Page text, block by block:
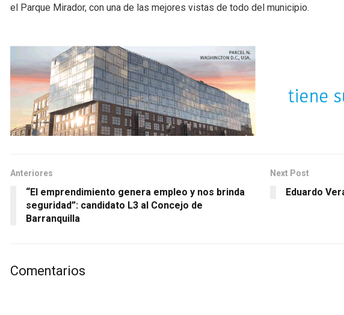
el Parque Mirador, con una de las mejores vistas de todo del municipio.
Anteriores
“El emprendimiento genera empleo y nos brinda
seguridad”: candidato L3 al Concejo de
Barranquilla
Next Post
Eduardo
Comentarios